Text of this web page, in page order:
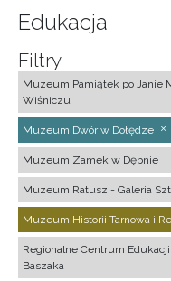
Edukacja
Filtry
Muzeum Pamiątek po Janie
Wiśniczu
Muzeum Dwór w Dołędze
Muzeum Zamek w Dębnie
Muzeum Ratusz - Galeria
Muzeum Historii Tarnowa i
Regionalne Centrum
Baszaka